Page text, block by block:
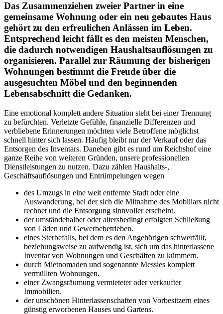
Das Zusammenziehen zweier Partner in eine
gemeinsame Wohnung oder ein neu gebautes Haus
gehört zu den erfreulichen Anlässen im Leben.
Entsprechend leicht fällt es den meisten Menschen,
die dadurch notwendigen Haushaltsauflösungen zu
organisieren. Parallel zur Räumung der bisherigen
Wohnungen bestimmt die Freude über die
ausgesuchten Möbel und den beginnenden
Lebensabschnitt die Gedanken.
Eine emotional komplett andere Situation steht bei einer Trennung
zu befürchten. Verletzte Gefühle, finanzielle Differenzen und
verbliebene Erinnerungen möchten viele Betroffene möglichst
schnell hinter sich lassen. Häufig bleibt nur der Verkauf oder das
Entsorgen des Inventars. Daneben gibt es rund um Reichshof eine
ganze Reihe von weiteren Gründen, unsere professionellen
Dienstleistungen zu nutzen. Dazu zählen Haushalts-,
Geschäftsauflösungen und Entrümpelungen wegen
des Umzugs in eine weit entfernte Stadt oder eine
Auswanderung, bei der sich die Mitnahme des Mobiliars nicht
rechnet und die Entsorgung sinnvoller erscheint.
der umständehalber oder altersbedingt erfolgten Schließung
von Läden und Gewerbebetrieben.
eines Sterbefalls, bei dem es den Angehörigen schwerfällt,
beziehungsweise zu aufwendig ist, sich um das hinterlassene
Inventar von Wohnungen und Geschäften zu kümmern.
durch Mietnomaden und sogenannte Messies komplett
vermüllten Wohnungen.
einer Zwangsräumung vermieteter oder verkaufter
Immobilien.
der unschönen Hinterlassenschaften von Vorbesitzern eines
günstig erworbenen Hauses und Gartens.